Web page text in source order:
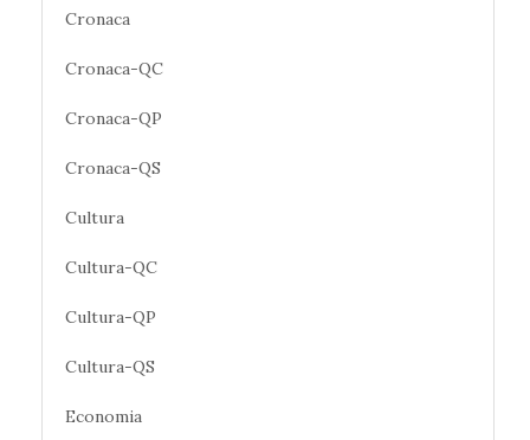
Cronaca
Cronaca-QC
Cronaca-QP
Cronaca-QS
Cultura
Cultura-QC
Cultura-QP
Cultura-QS
Economia